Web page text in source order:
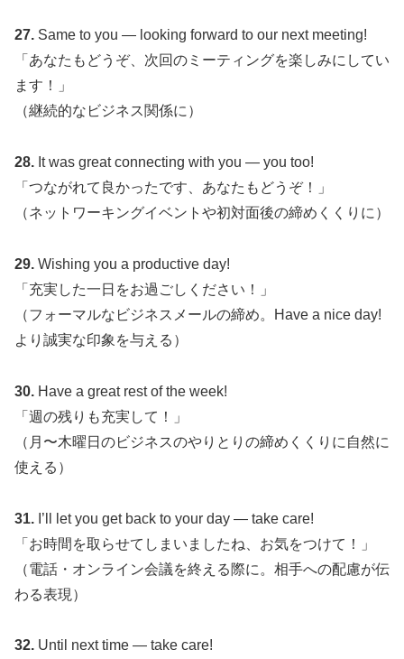
27. Same to you — looking forward to our next meeting!
「あなたもどうぞ、次回のミーティングを楽しみにしてい
ます！」
（継続的なビジネス関係に）
28. It was great connecting with you — you too!
「つながれて良かったです、あなたもどうぞ！」
（ネットワーキングイベントや初対面後の締めくくりに）
29. Wishing you a productive day!
「充実した一日をお過ごしください！」
（フォーマルなビジネスメールの締め。Have a nice day!
より誠実な印象を与える）
30. Have a great rest of the week!
「週の残りも充実して！」
（月〜木曜日のビジネスのやりとりの締めくくりに自然に
使える）
31. I’ll let you get back to your day — take care!
「お時間を取らせてしまいましたね、お気をつけて！」
（電話・オンライン会議を終える際に。相手への配慮が伝
わる表現）
32. Until next time — take care!